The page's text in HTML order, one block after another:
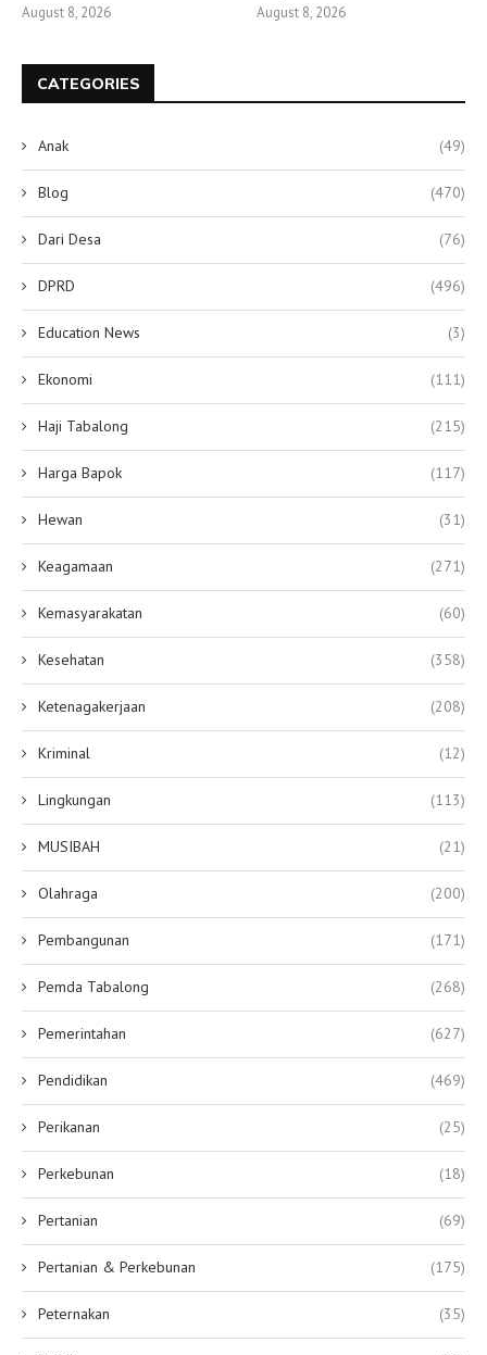
August 8, 2026 August 8, 2026
CATEGORIES
Anak (49)
Blog (470)
Dari Desa (76)
DPRD (496)
Education News (3)
Ekonomi (111)
Haji Tabalong (215)
Harga Bapok (117)
Hewan (31)
Keagamaan (271)
Kemasyarakatan (60)
Kesehatan (358)
Ketenagakerjaan (208)
Kriminal (12)
Lingkungan (113)
MUSIBAH (21)
Olahraga (200)
Pembangunan (171)
Pemda Tabalong (268)
Pemerintahan (627)
Pendidikan (469)
Perikanan (25)
Perkebunan (18)
Pertanian (69)
Pertanian & Perkebunan (175)
Peternakan (35)